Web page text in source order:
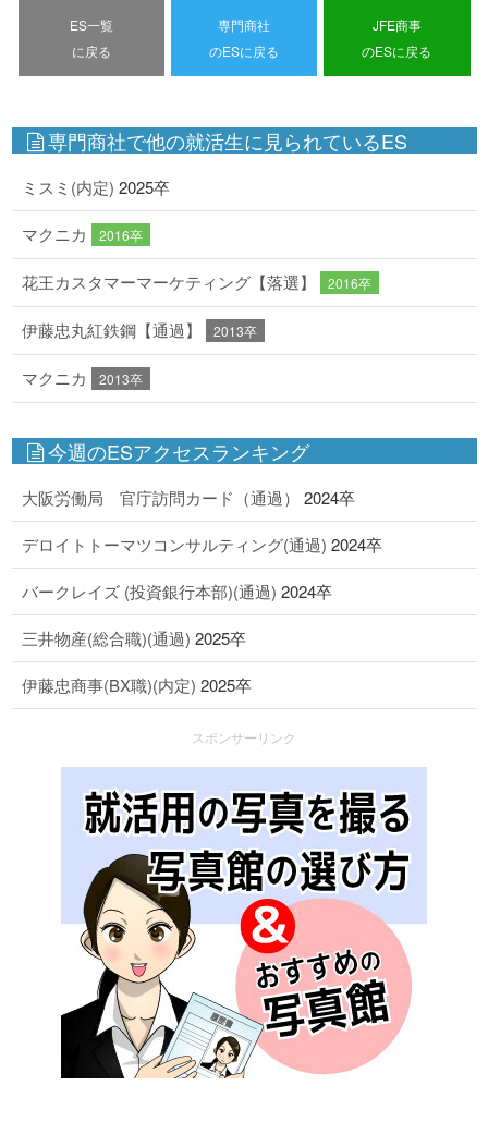
ES一覧
に戻る
専門商社
のESに戻る
JFE商事
のESに戻る
専門商社で他の就活生に見られているES
ミスミ(内定) 2025卒
マクニカ 2016卒
花王カスタマーマーケティング【落選】 2016卒
伊藤忠丸紅鉄鋼【通過】 2013卒
マクニカ 2013卒
今週のESアクセスランキング
大阪労働局 官庁訪問カード（通過） 2024卒
デロイトトーマツコンサルティング(通過) 2024卒
バークレイズ (投資銀行本部)(通過) 2024卒
三井物産(総合職)(通過) 2025卒
伊藤忠商事(BX職)(内定) 2025卒
スポンサーリンク